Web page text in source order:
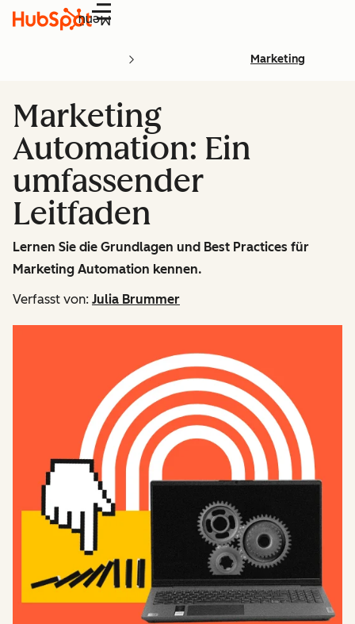
Menü
Marketing
Marketing
Automation: Ein
umfassender
Leitfaden
Lernen Sie die Grundlagen und Best Practices für
Marketing Automation kennen.
Verfasst von: Julia Brummer